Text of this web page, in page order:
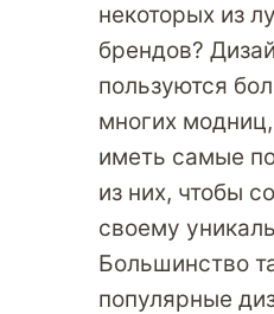
некоторых из
брендов?
пользуются
многих
иметь самые
из них, чтобы
своему
Большинство
популярные